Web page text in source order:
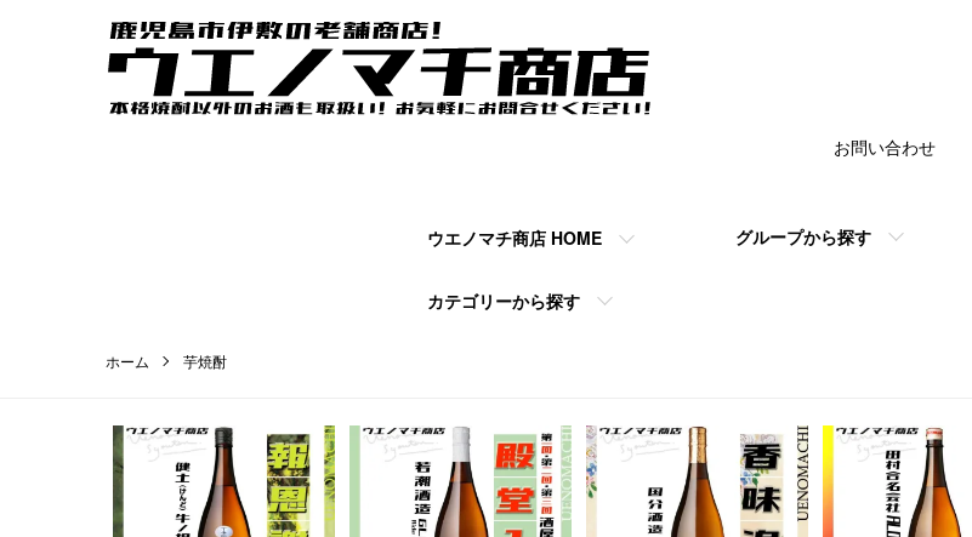
ウエノマチ商店 HOME
カテゴリーから探す
グループから探す
お問い合わせ
ホーム 芋焼酎